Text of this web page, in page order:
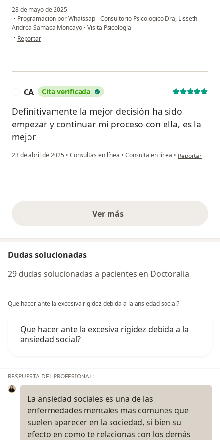
28 de mayo de 2025
• Programacion por Whatssap - Consultorio Psicologico Dra, Lisseth
Andrea Samaca Moncayo • Visita Psicología
• en opinión del usuario L.T
Reportar
CA Cita verificada
Definitivamente la mejor decisión ha sido
empezar y continuar mi proceso con ella, es la
mejor
23 de abril de 2025 • Consultas en línea • Consulta en línea • en opinión del
Reportar
Ver másopiniones anteriores
Dudas solucionadas
29 dudas solucionadas a pacientes en Doctoralia
Que hacer ante la excesiva rigidez debida a la ansiedad social?
Que hacer ante la excesiva rigidez debida a la
ansiedad social?
RESPUESTA DEL PROFESIONAL:
La ansiedad sociales es una de las
enfermedades mentales mas comunes que
suelen aparecer en la sociedad, si bien su
efecto en como te relacionas con los demás